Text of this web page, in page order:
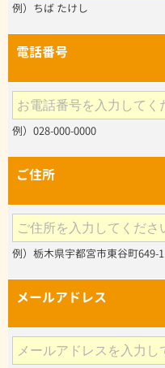
例）ちば たけし
電話番号
例）028-000-0000
ご住所
例）栃木県宇都宮市東谷町649-1
メールアドレス